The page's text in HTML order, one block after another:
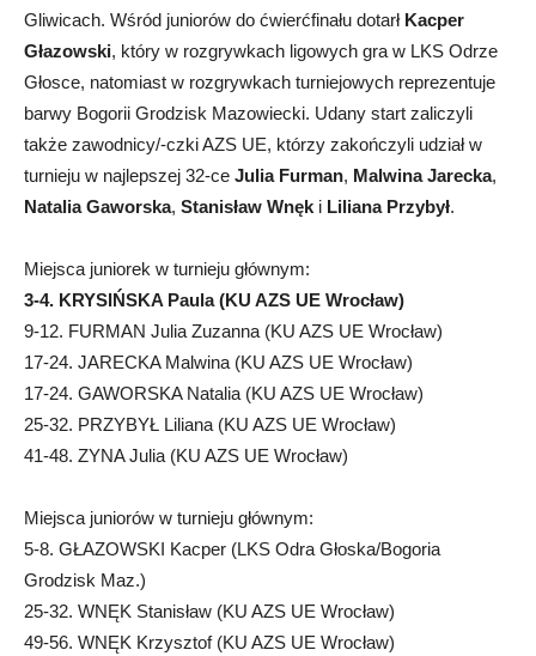
Gliwicach. Wśród juniorów do ćwierćfinału dotarł Kacper
Głazowski, który w rozgrywkach ligowych gra w LKS Odrze
Głosce, natomiast w rozgrywkach turniejowych reprezentuje
barwy Bogorii Grodzisk Mazowiecki. Udany start zaliczyli
także zawodnicy/-czki AZS UE, którzy zakończyli udział w
turnieju w najlepszej 32-ce Julia Furman, Malwina Jarecka,
Natalia Gaworska, Stanisław Wnęk i Liliana Przybył.
Miejsca juniorek w turnieju głównym:
3-4. KRYSIŃSKA Paula (KU AZS UE Wrocław)
9-12. FURMAN Julia Zuzanna (KU AZS UE Wrocław)
17-24. JARECKA Malwina (KU AZS UE Wrocław)
17-24. GAWORSKA Natalia (KU AZS UE Wrocław)
25-32. PRZYBYŁ Liliana (KU AZS UE Wrocław)
41-48. ZYNA Julia (KU AZS UE Wrocław)
Miejsca juniorów w turnieju głównym:
5-8. GŁAZOWSKI Kacper (LKS Odra Głoska/Bogoria
Grodzisk Maz.)
25-32. WNĘK Stanisław (KU AZS UE Wrocław)
49-56. WNĘK Krzysztof (KU AZS UE Wrocław)